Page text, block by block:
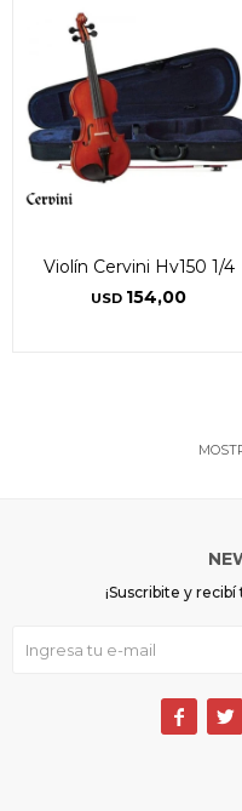
Violín Cervini Hv150 1/4
USD 154,00
¡Suscribite y
 